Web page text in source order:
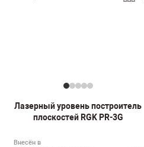
Лазерный уровень построитель
плоскостей RGK PR-3G
Внесён в